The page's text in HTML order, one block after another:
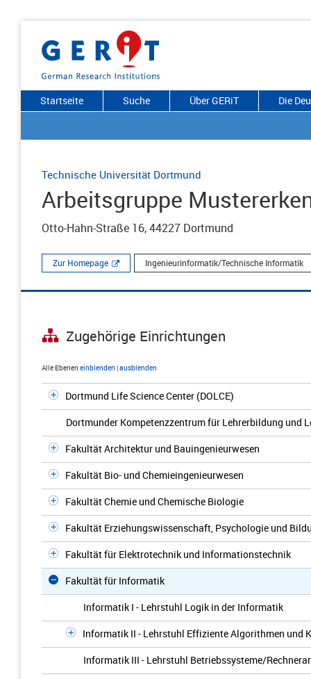
Startseite Suche Über GERiT Die
Technische Universität Dortmund
Arbeitsgruppe
Otto-Hahn-Straße 16, 44227 Dortmund
Zur Homepage Ingenieurinformatik/Technische Informatik
Zugehörige Einrichtungen
Alle Ebenen einblenden |ausblenden
Dortmund Life Science Center (DOLCE)
Dortmunder Kompetenzzentrum für Lehrerbildung und
Fakultät Architektur und Bauingenieurwesen
Fakultät Bio- und Chemieingenieurwesen
Fakultät Chemie und Chemische Biologie
Fakultät Erziehungswissenschaft, Psychologie und
Fakultät für Elektrotechnik und Informationstechnik
Fakultät für Informatik
Informatik I - Lehrstuhl Logik in der Informatik
Informatik II - Lehrstuhl Effiziente Algorithmen und
Informatik III - Lehrstuhl Betriebssysteme/